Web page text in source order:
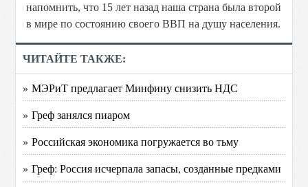
напомнить, что 15 лет назад наша страна была второй
в мире по состоянию своего ВВП на душу населения.
ЧИТАЙТЕ ТАКЖЕ:
» МЭРиТ предлагает Минфину снизить НДС
» Греф занялся пиаром
» Российская экономика погружается во тьму
» Греф: Россия исчерпала запасы, созданные предками